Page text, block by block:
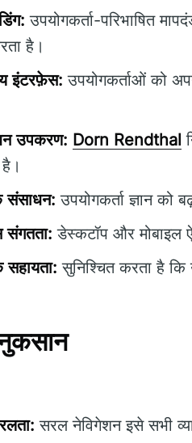
उपयोगकर्ता-परिभाषित
है।
इंटरफ़ेस: उपयोगकर्ताओं को
उपकरण: Dorn Rendthal
संसाधन: उपयोगकर्ता ज्ञान को
संगतता: डेस्कटॉप और मोबाइल
सुनिश्चित करता है कि
सरल नेविगेशन इसे सभी